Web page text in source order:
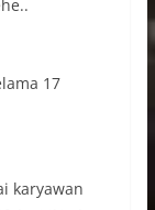
17
karyawan